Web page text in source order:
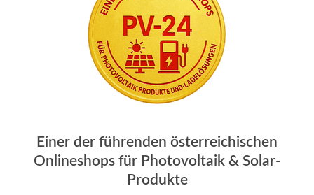
Einer der führenden österreichischen
Onlineshops für Photovoltaik & Solar-
Produkte